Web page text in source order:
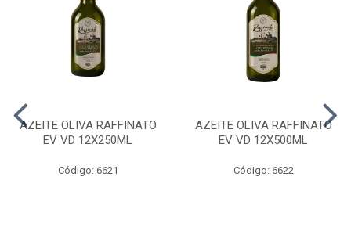
AZEITE OLIVA RAFFINATO
EV VD 12X250ML
Código: 6621
AZEITE OLIVA RAFFINATO
EV VD 12X500ML
Código: 6622